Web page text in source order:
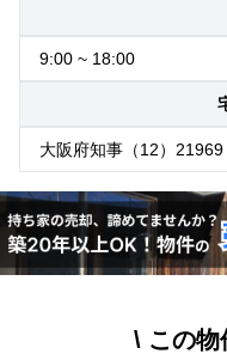
9:00 ~ 18:00
大阪府知事（12）21969
\ この物